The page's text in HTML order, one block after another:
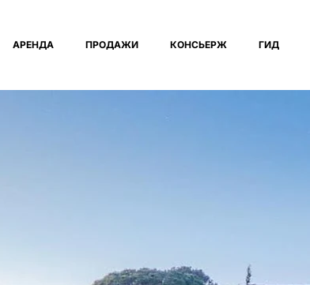
АРЕНДА ПРОДАЖИ КОНСЬЕРЖ ГИД